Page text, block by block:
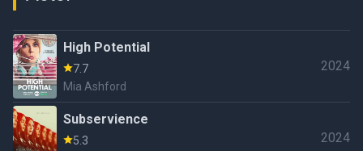
High Potential
7.7
Mia Ashford
2024
Subservience
5.3
2024